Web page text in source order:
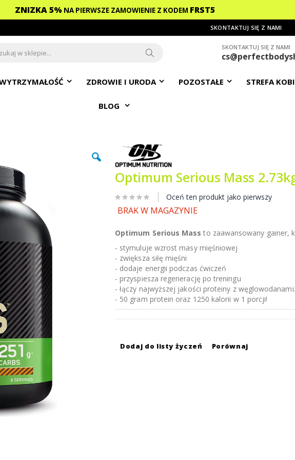
ZNIZKA 5% NA PIERWSZE ZAMOWIENIE Z KODEM FRST5
SKONTAKTUJ SIĘ Z NAMI
SKONTAKTUJ SIĘ Z NAMI
ZDROWIE I URODA POZOSTAŁE STREFA
BLOG
Optimum Serious Mass
Oceń ten produkt jako pierwszy
BRAK W MAGAZYNIE
Optimum Serious Mass to zaawansowany gainer,
- stymuluje wzrost masy mięśniowej
- zwiększa siłę mięśni
- dodaje energii podczas ćwiczeń
- przyspiesza regenerację po treningu
- łączy najwyższej jakości proteiny z węglowodanami.
- 50 gram protein oraz 1250 kalorii w 1 porcji!
Dodaj do listy życzeń Porównaj